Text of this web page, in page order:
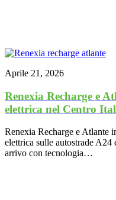
Aprile 21, 2026
Renexia Recharge e
elettrica nel Centro
Renexia Recharge e Atlante
elettrica sulle autostrade
arrivo con tecnologia…